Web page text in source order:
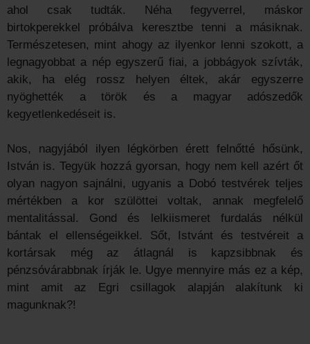
ahol csak tudták. Néha fegyverrel, máskor
birtokperekkel próbálva keresztbe tenni a másiknak.
Természetesen, mint ahogy az ilyenkor lenni szokott, a
legnagyobbat a nép egyszerű fiai, a jobbágyok szívták,
akik, ha elég rossz helyen éltek, akár egyszerre
nyöghették a török és a magyar adószedők
kegyetlenkedéseit is.
Nos, nagyjából ilyen légkörben érett felnőtté hősünk,
István is. Tegyük hozzá gyorsan, hogy nem kell azért őt
olyan nagyon sajnálni, ugyanis a Dobó testvérek teljes
mértékben a kor szülöttei voltak, annak megfelelő
mentalitással. Gond és lelkiismeret furdalás nélkül
bántak el ellenségeikkel. Sőt, Istvánt és testvéreit a
kortársak még az átlagnál is kapzsibbnak és
pénzsóvárabbnak írják le. Ugye mennyire más ez a kép,
mint amit az Egri csillagok alapján alakítunk ki
magunknak?!